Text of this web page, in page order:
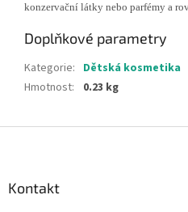
konzervační látky nebo parfémy a
Doplňkové parametry
Kategorie: Dětská kosmetika
Hmotnost: 0.23 kg
Kontakt